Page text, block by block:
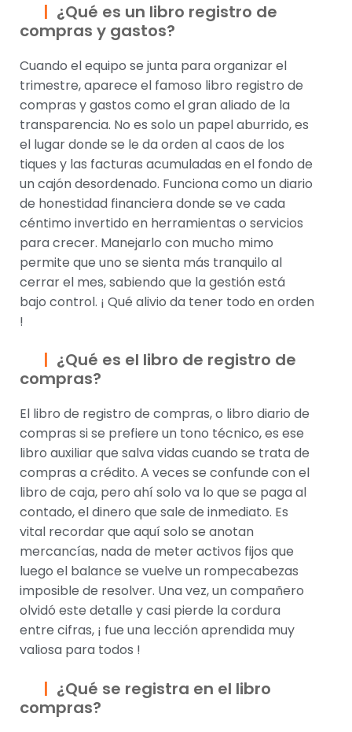
¿Qué es un libro registro de
compras y gastos?
Cuando el equipo se junta para organizar el
trimestre, aparece el famoso libro registro de
compras y gastos como el gran aliado de la
transparencia. No es solo un papel aburrido, es
el lugar donde se le da orden al caos de los
tiques y las facturas acumuladas en el fondo de
un cajón desordenado. Funciona como un diario
de honestidad financiera donde se ve cada
céntimo invertido en herramientas o servicios
para crecer. Manejarlo con mucho mimo
permite que uno se sienta más tranquilo al
cerrar el mes, sabiendo que la gestión está
bajo control. ¡ Qué alivio da tener todo en orden
!
¿Qué es el libro de registro de
compras?
El libro de registro de compras, o libro diario de
compras si se prefiere un tono técnico, es ese
libro auxiliar que salva vidas cuando se trata de
compras a crédito. A veces se confunde con el
libro de caja, pero ahí solo va lo que se paga al
contado, el dinero que sale de inmediato. Es
vital recordar que aquí solo se anotan
mercancías, nada de meter activos fijos que
luego el balance se vuelve un rompecabezas
imposible de resolver. Una vez, un compañero
olvidó este detalle y casi pierde la cordura
entre cifras, ¡ fue una lección aprendida muy
valiosa para todos !
¿Qué se registra en el libro
compras?